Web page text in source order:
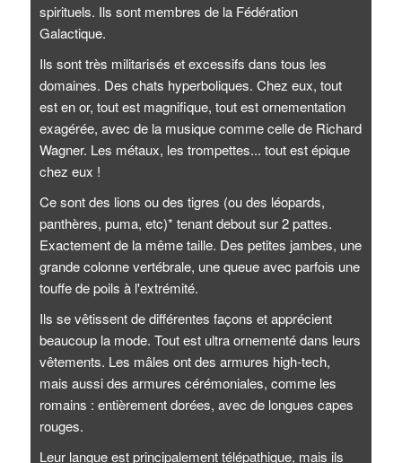
spirituels. Ils sont membres de la Fédération
Galactique.
Ils sont très militarisés et excessifs dans tous les
domaines. Des chats hyperboliques. Chez eux, tout
est en or, tout est magnifique, tout est ornementation
exagérée, avec de la musique comme celle de Richard
Wagner. Les métaux, les trompettes... tout est épique
chez eux !
Ce sont des lions ou des tigres (ou des léopards,
panthères, puma, etc)* tenant debout sur 2 pattes.
Exactement de la même taille. Des petites jambes, une
grande colonne vertébrale, une queue avec parfois une
touffe de poils à l'extrémité.
Ils se vêtissent de différentes façons et apprécient
beaucoup la mode. Tout est ultra ornementé dans leurs
vêtements. Les mâles ont des armures high-tech,
mais aussi des armures cérémoniales, comme les
romains : entièrement dorées, avec de longues capes
rouges.
Leur langue est principalement télépathique, mais ils